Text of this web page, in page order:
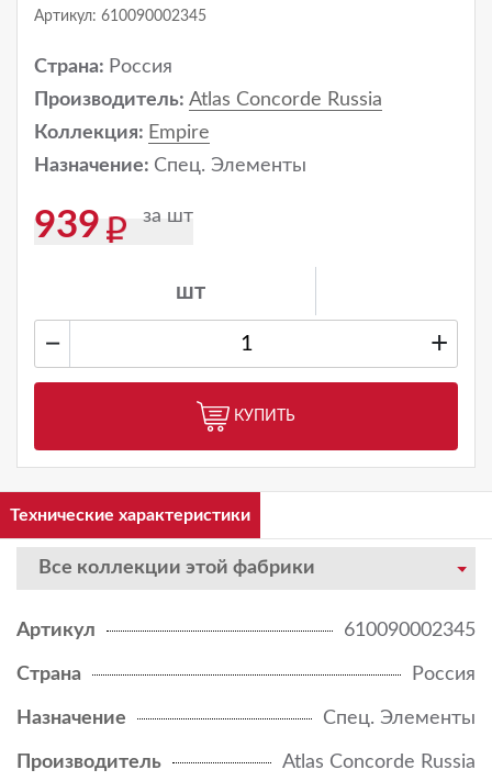
Артикул: 610090002345
Страна: Россия
Производитель: Atlas Concorde Russia
Коллекция: Empire
Назначение: Спец. Элементы
939 за шт
шт
− +
КУПИТЬ
Технические характеристики
Все коллекции этой фабрики
Артикул 610090002345
Страна Россия
Назначение Спец. Элементы
Производитель Atlas Concorde Russia